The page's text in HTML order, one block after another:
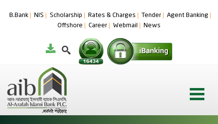
B.Bank NIS Scholarship Rates & Charges Tender
Agent Banking
Offshore
Career Webmail News